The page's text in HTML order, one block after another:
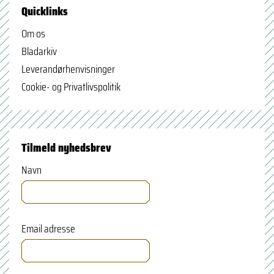
Quicklinks
Om os
Bladarkiv
Leverandørhenvisninger
Cookie- og Privatlivspolitik
Tilmeld nyhedsbrev
Navn
Email adresse